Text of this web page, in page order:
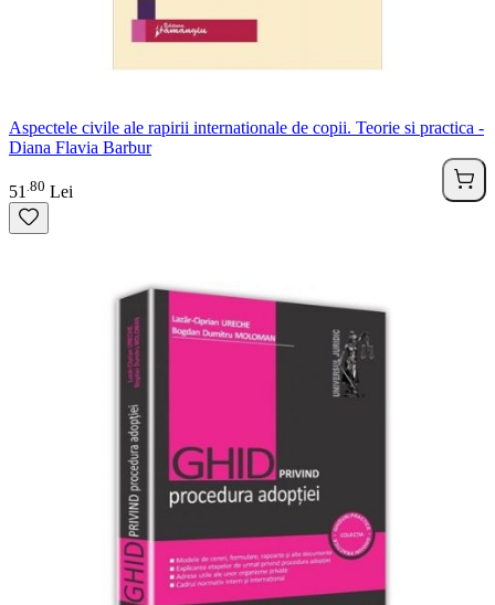
Aspectele civile ale rapirii internationale de copii. Teorie si practica -
Diana Flavia Barbur
51 80 Lei